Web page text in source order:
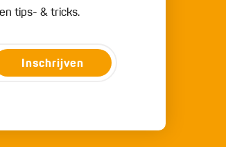
tips- & tricks.
Inschrijven